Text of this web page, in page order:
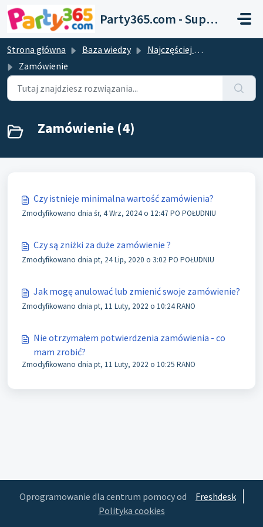
Przejdź do głównej treści
Party365.com - Support
Strona główna Baza wiedzy
Najczęściej zadawane pytania
Zamówienie
Zamówienie (4)
Czy istnieje minimalna wartość zamówienia?
Zmodyfikowano dnia śr, 4 Wrz, 2024 o 12:47 PO POŁUDNIU
Czy są zniżki za duże zamówienie ?
Zmodyfikowano dnia pt, 24 Lip, 2020 o 3:02 PO POŁUDNIU
Jak mogę anulować lub zmienić swoje zamówienie?
Zmodyfikowano dnia pt, 11 Luty, 2022 o 10:24 RANO
Nie otrzymałem potwierdzenia zamówienia - co
mam zrobić?
Zmodyfikowano dnia pt, 11 Luty, 2022 o 10:25 RANO
Oprogramowanie dla centrum pomocy od
Freshdesk
Polityka cookies